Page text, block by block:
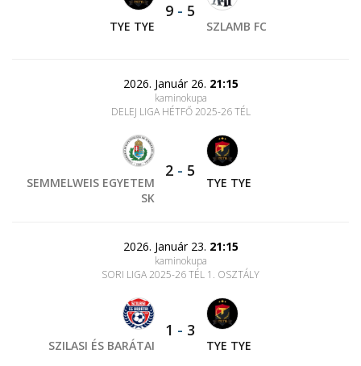
TYE TYE
9 - 5
SZLAMB FC
2026. Január 26. 21:15
kaminokupa
DELEJ LIGA HÉTFŐ 2025-26 TÉL
SEMMELWEIS EGYETEM
SK
2 - 5
TYE TYE
2026. Január 23. 21:15
kaminokupa
SORI LIGA 2025-26 TÉL 1. OSZTÁLY
SZILASI ÉS BARÁTAI
1 - 3
TYE TYE